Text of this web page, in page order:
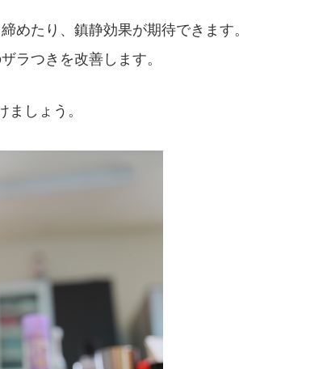
めたり、鎮静効果が期待できます。
ラつきを改善します。
しょう。